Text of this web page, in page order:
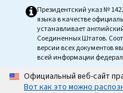
Президентский указ №
языка в качестве
устанавливает
Соединенных Штатов.
версии всех документов
всей информации
Официальный веб-сайт
Вот как это можно